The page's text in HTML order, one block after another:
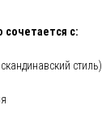
с:
стиль)